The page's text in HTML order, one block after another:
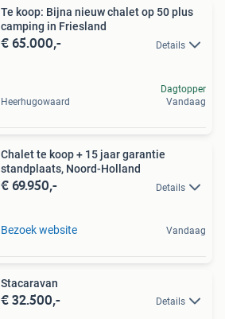
Te koop: Bijna nieuw chalet op 50 plus
camping in Friesland
€ 65.000,- Details
Heerhugowaard
Dagtopper
Vandaag
Chalet te koop + 15 jaar garantie
standplaats, Noord-Holland
€ 69.950,- Details
Bezoek website Vandaag
Stacaravan
€ 32.500,- Details